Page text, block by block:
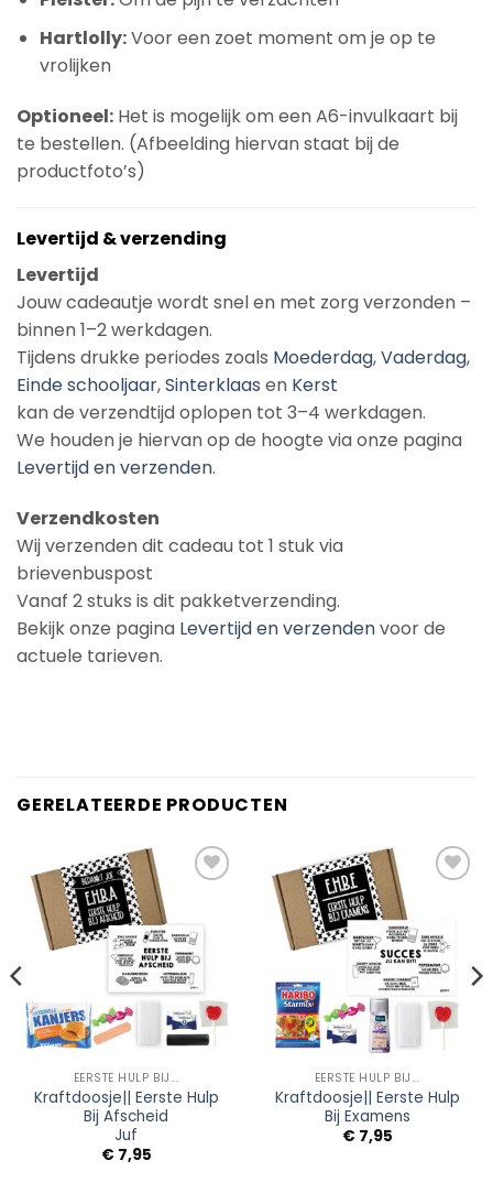
Hartlolly:Voor een zoet moment om je op te
vrolijken
Optioneel: Het is mogelijk om een A6-invulkaart bij
te bestellen. (Afbeelding hiervan staat bij de
productfoto’s)
Levertijd & verzending
Levertijd
Jouw cadeautje wordt snel en met zorg verzonden –
binnen 1–2 werkdagen.
Tijdens drukke periodes zoals Moederdag,Vaderdag,
Einde schooljaar,Sinterklaas en Kerst
kan de verzendtijd oplopen tot 3–4 werkdagen.
We houden je hiervan op de hoogte via onze pagina
Levertijd en verzenden.
Verzendkosten
Wij verzenden dit cadeau tot 1 stuk via
brievenbuspost
Vanaf 2 stuks is dit pakketverzending.
Bekijk onze pagina Levertijd en verzendenvoor de
actuele tarieven.
GERELATEERDE PRODUCTEN
EERSTE HULP BIJ...
Kraftdoosje|| Eerste Hulp
Bij Afscheid
Juf
€7,95
EERSTE HULP BIJ...
Kraftdoosje|| Eerste Hulp
Bij Examens
€7,95